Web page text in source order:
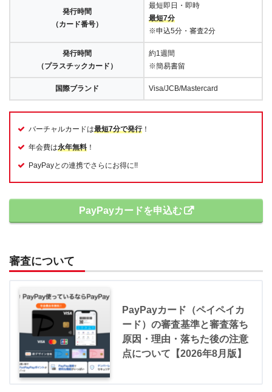
発行時間
（カード番号）
最短即日・即時
最短7分
※申込5分・審査2分
発行時間
（プラスチックカード）
約1週間
※簡易書留
国際ブランド Visa/JCB/Mastercard
バーチャルカードは最短7分で発行！
年会費は永年無料 ！
PayPayとの連携でさらにお得に!!
PayPayカードを申込む
審査について
PayPayカード（ペイペイカ
ード）の審査基準と審査落ち
原因・理由・落ちた後の注意
点について【2026年8月版】